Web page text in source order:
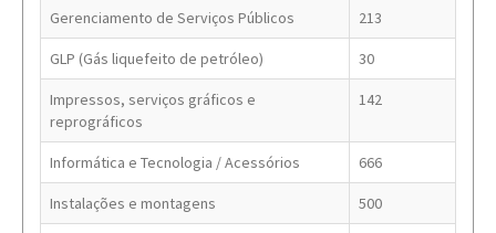
Gerenciamento de Serviços Públicos 213
GLP (Gás liquefeito de petróleo) 30
Impressos, serviços gráficos e
reprográficos
142
Informática e Tecnologia / Acessórios 666
Instalações e montagens 500